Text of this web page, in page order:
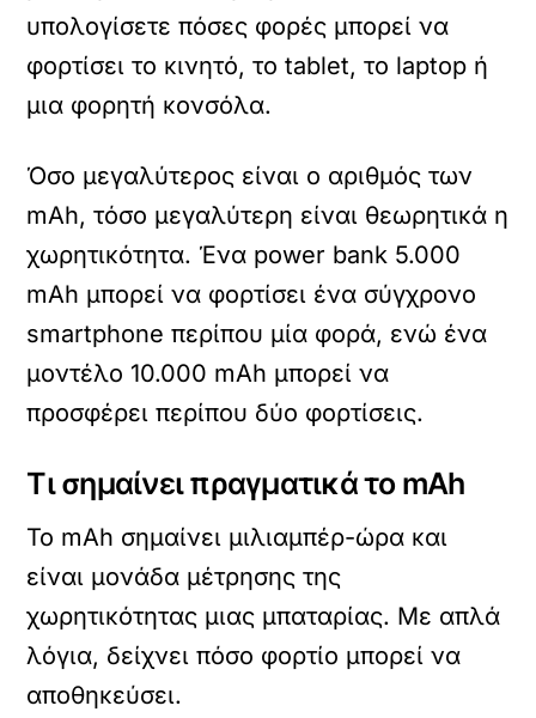
υπολογίσετε πόσες φορές μπορεί να
φορτίσει το κινητό, το tablet, το laptop ή
μια φορητή κονσόλα.
Όσο μεγαλύτερος είναι ο αριθμός των
mAh, τόσο μεγαλύτερη είναι θεωρητικά η
χωρητικότητα. Ένα power bank 5.000
mAh μπορεί να φορτίσει ένα σύγχρονο
smartphone περίπου μία φορά, ενώ ένα
μοντέλο 10.000 mAh μπορεί να
προσφέρει περίπου δύο φορτίσεις.
Τι σημαίνει πραγματικά το mAh
Το mAh σημαίνει μιλιαμπέρ-ώρα και
είναι μονάδα μέτρησης της
χωρητικότητας μιας μπαταρίας. Με απλά
λόγια, δείχνει πόσο φορτίο μπορεί να
αποθηκεύσει.